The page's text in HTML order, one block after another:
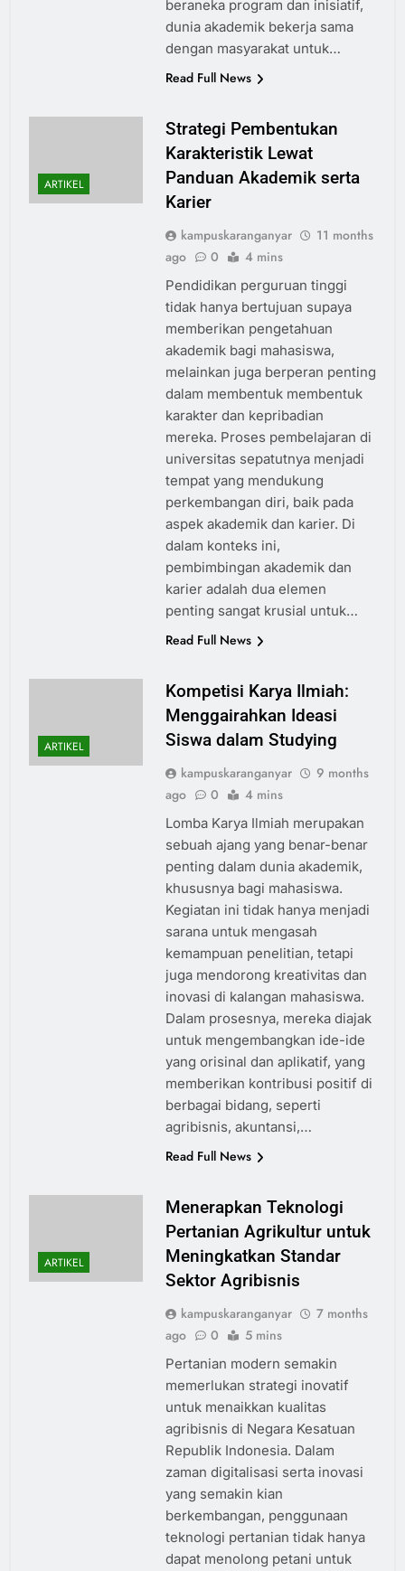
beraneka program dan inisiatif,
dunia akademik bekerja sama
dengan masyarakat untuk…
Read Full News
ARTIKEL
Strategi Pembentukan
Karakteristik Lewat
Panduan Akademik serta
Karier
kampuskaranganyar
11 months
ago
0 4 mins
Pendidikan perguruan tinggi
tidak hanya bertujuan supaya
memberikan pengetahuan
akademik bagi mahasiswa,
melainkan juga berperan penting
dalam membentuk membentuk
karakter dan kepribadian
mereka. Proses pembelajaran di
universitas sepatutnya menjadi
tempat yang mendukung
perkembangan diri, baik pada
aspek akademik dan karier. Di
dalam konteks ini,
pembimbingan akademik dan
karier adalah dua elemen
penting sangat krusial untuk…
Read Full News
ARTIKEL
Kompetisi Karya Ilmiah:
Menggairahkan Ideasi
Siswa dalam Studying
kampuskaranganyar
9 months
ago
0 4 mins
Lomba Karya Ilmiah merupakan
sebuah ajang yang benar-benar
penting dalam dunia akademik,
khususnya bagi mahasiswa.
Kegiatan ini tidak hanya menjadi
sarana untuk mengasah
kemampuan penelitian, tetapi
juga mendorong kreativitas dan
inovasi di kalangan mahasiswa.
Dalam prosesnya, mereka diajak
untuk mengembangkan ide-ide
yang orisinal dan aplikatif, yang
memberikan kontribusi positif di
berbagai bidang, seperti
agribisnis, akuntansi,…
Read Full News
ARTIKEL
Menerapkan Teknologi
Pertanian Agrikultur untuk
Meningkatkan Standar
Sektor Agribisnis
kampuskaranganyar
7 months
ago
0 5 mins
Pertanian modern semakin
memerlukan strategi inovatif
untuk menaikkan kualitas
agribisnis di Negara Kesatuan
Republik Indonesia. Dalam
zaman digitalisasi serta inovasi
yang semakin kian
berkembangan, penggunaan
teknologi pertanian tidak hanya
dapat menolong petani untuk